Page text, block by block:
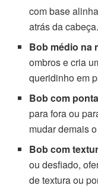
com base
atrás da cabeça.
Bob médio na
ombros e cria
queridinho em
Bob com
para fora ou
mudar demais
Bob com
ou desfiado,
de textura ou